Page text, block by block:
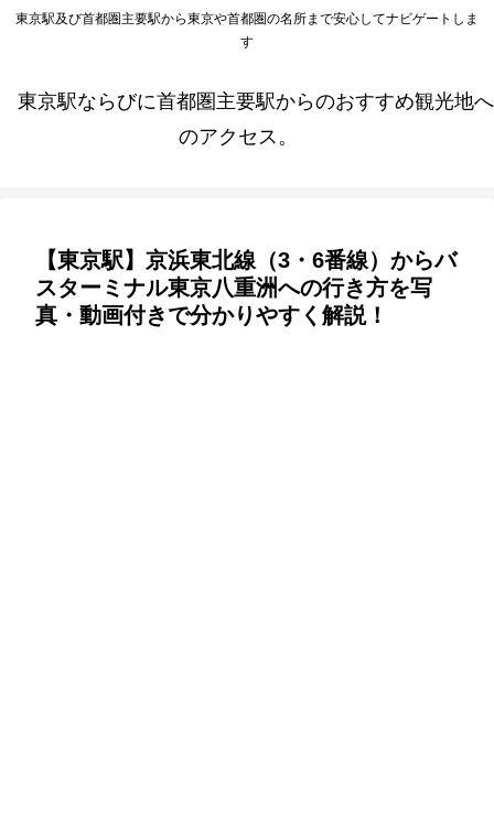
東京駅及び首都圏主要駅から東京や首都圏の名所まで安心してナビゲートしま
す
東京駅ならびに首都圏主要駅からのおすすめ観光地へ
のアクセス。
【東京駅】京浜東北線（3・6番線）からバ
スターミナル東京八重洲への行き方を写
真・動画付きで分かりやすく解説！